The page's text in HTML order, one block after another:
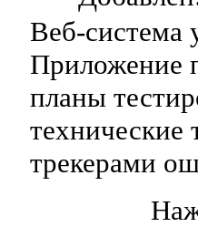
Веб-система
Приложение
планы
технические
трекерами